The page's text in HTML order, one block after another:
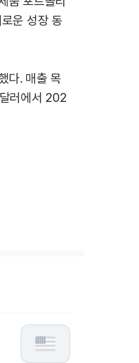
운 성장 동
다. 매출 목
러에서 202